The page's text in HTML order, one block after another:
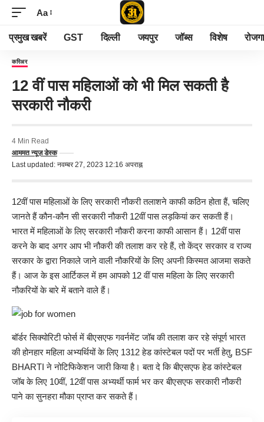
Aa
प्रमुख खबरें GST दिल्ली जयपुर जॉब्स विशेष
करिअर
12 वीं पास महिलाओं को भी मिल सकती है
सरकारी नौकरी
Last updated: नवम्बर 27, 2023 12:16 अपराह्न
आममत न्यूज़ डेस्क
4 Min Read
12वीं पास महिलाओं के लिए सरकारी नौकरी तलाशने काफी कठिन होता हैं, चलिए
जानते हैं कौन-कौन सी सरकारी नौकरी 12वीं पास लड़कियां कर सकती हैं।
भारत में महिलाओं के लिए सरकारी नौकरी करना काफी आसान हैं। 12वीं पास
करने के बाद अगर आप भी नौकरी की तलाश कर रहे हैं, तो केंद्र सरकार व राज्य
सरकार के द्वारा निकाले जाने वाली नौकरियों के लिए अपनी किस्मत आजमा सकते
हैं। आज के इस आर्टिकल में हम आपको 12 वीं पास महिला के लिए सरकारी
नौकरियों के बारे में बताने वाले हैं।
बॉर्डर सिक्योरिटी फोर्स में बीएसएफ गवर्नमेंट जॉब की तलाश कर रहे संपूर्ण भारत
की होनहार महिला अभ्यर्थियों के लिए 1312 हेड कांस्टेबल पदों पर भर्ती हेतु, BSF
BHARTI ने नोटिफिकेशन जारी किया है। बता दे कि बीएसएफ हेड कांस्टेबल
जॉब के लिए 10वीं, 12वीं पास अभ्यर्थी फार्म भर कर बीएसएफ सरकारी नौकरी
पाने का सुनहरा मौका प्राप्त कर सकते हैं।